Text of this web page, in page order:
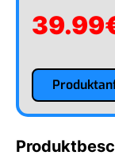
39.99